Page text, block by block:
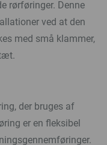
rørføringer. Denne
ved at den
med små klammer,
der bruges af
er en fleksibel